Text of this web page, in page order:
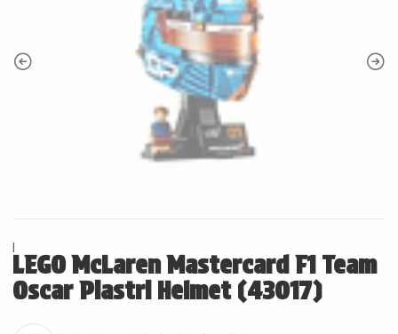
|
LEGO McLaren Mastercard F1 Team
Oscar Piastri Helmet (43017)